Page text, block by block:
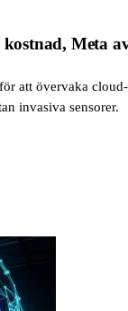
Meta
att övervaka
invasiva sensorer.